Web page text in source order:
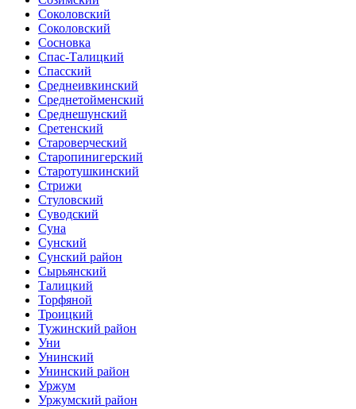
Соколовский
Соколовский
Сосновка
Спас-Талицкий
Спасский
Среднеивкинский
Среднетойменский
Среднешунский
Сретенский
Староверческий
Старопинигерский
Старотушкинский
Стрижи
Стуловский
Суводский
Суна
Сунский
Сунский район
Сырьянский
Талицкий
Торфяной
Троицкий
Тужинский район
Уни
Унинский
Унинский район
Уржум
Уржумский район